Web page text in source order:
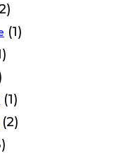
(1)
(1)
(2)